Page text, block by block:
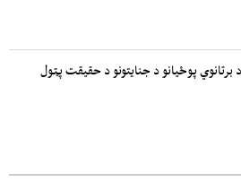
برتانوي پوځیانو د جنایتونو د حقیقت پټول